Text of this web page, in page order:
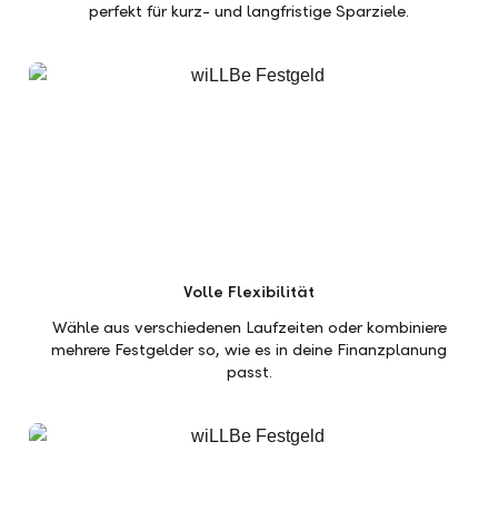
perfekt für kurz- und langfristige Sparziele.
Volle Flexibilität
Wähle aus verschiedenen Laufzeiten oder kombiniere
mehrere Festgelder so, wie es in deine Finanzplanung
passt.